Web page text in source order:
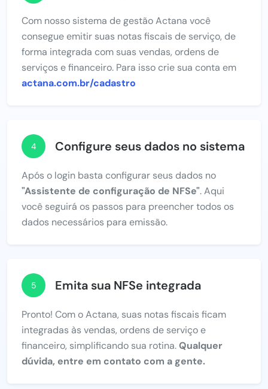
Com nosso sistema de gestão Actana você
consegue emitir suas notas fiscais de serviço, de
forma integrada com suas vendas, ordens de
serviços e financeiro. Para isso crie sua conta em
actana.com.br/cadastro
4 Configure seus dados no sistema
Após o login basta configurar seus dados no
"Assistente de configuração de NFSe". Aqui
você seguirá os passos para preencher todos os
dados necessários para emissão.
5 Emita sua NFSe integrada
Pronto! Com o Actana, suas notas fiscais ficam
integradas às vendas, ordens de serviço e
financeiro, simplificando sua rotina.Qualquer
dúvida, entre em contato com a gente.